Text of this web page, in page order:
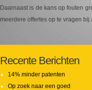
Daarnaast is de kans op fouten
meerdere offertes op te vragen
Recente Berichten
14% minder patenten
Op zoek naar een goed